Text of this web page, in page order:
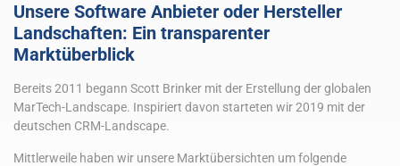
Unsere Software Anbieter oder Hersteller
Landschaften: Ein transparenter
Marktüberblick
Bereits 2011 begann Scott Brinker mit der Erstellung der globalen
MarTech-Landscape. Inspiriert davon starteten wir 2019 mit der
deutschen CRM-Landscape.
Mittlerweile haben wir unsere Marktübersichten um folgende